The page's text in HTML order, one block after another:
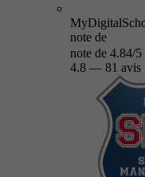
note de
note de 4.84/5
4.8 — 81 avis